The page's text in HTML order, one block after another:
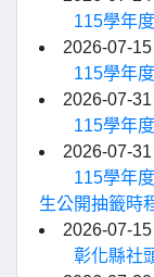
115學年
2026-07-15
115學年
2026-07-31
115學年
2026-07-31
115學年
生公開抽籤時
2026-07-15
彰化縣社